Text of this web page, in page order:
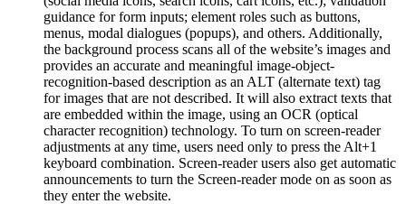
guidance for form inputs; element roles such as buttons,
menus, modal dialogues (popups), and others. Additionally,
the background process scans all of the website’s images and
provides an accurate and meaningful image-object-
recognition-based description as an ALT (alternate text) tag
for images that are not described. It will also extract texts that
are embedded within the image, using an OCR (optical
character recognition) technology. To turn on screen-reader
adjustments at any time, users need only to press the Alt+1
keyboard combination. Screen-reader users also get automatic
announcements to turn the Screen-reader mode on as soon as
they enter the website.